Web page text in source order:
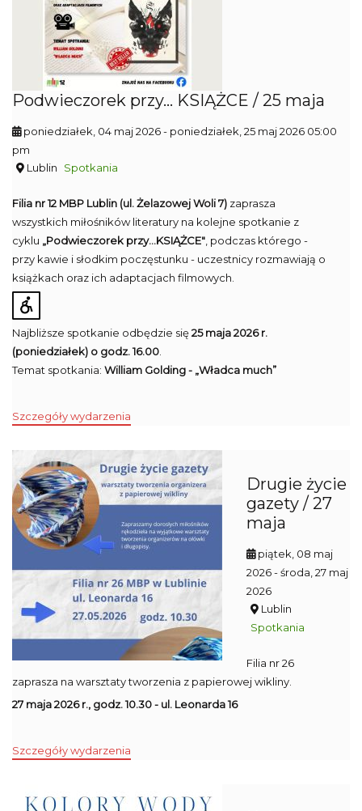
Podwieczorek przy... KSIĄŻCE / 25 maja
poniedziałek, 04 maj 2026- poniedziałek, 25 maj 2026 05:00
pm
Lublin
Spotkania
Filia nr 12 MBP Lublin (ul. Żelazowej Woli 7) zaprasza
wszystkich miłośników literatury na kolejne spotkanie z
cyklu „Podwieczorek przy...KSIĄŻCE" , podczas którego -
przy kawie i słodkim poczęstunku - uczestnicy rozmawiają o
książkach oraz ich adaptacjach filmowych.
Najbliższe spotkanie odbędzie się25 maja 2026 r.
(poniedziałek) o godz. 16.00
Temat spotkania: William Golding - „Władca much”
Szczegóły wydarzenia
Drugie życie
gazety / 27
maja
piątek, 08 maj
2026- środa, 27 maj
2026
Lublin
Spotkania
Filia nr 26
zaprasza na warsztaty tworzenia z papierowej wikliny.
27 maja 2026 r., godz. 10.30 - ul. Leonarda 16
Szczegóły wydarzenia